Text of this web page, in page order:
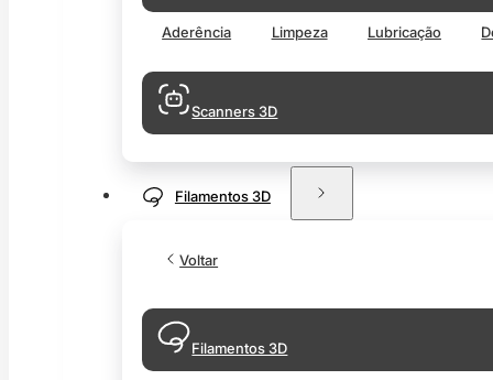
Aderência Limpeza Lubricação
Scanners 3D
Filamentos 3D
Voltar
Filamentos 3D